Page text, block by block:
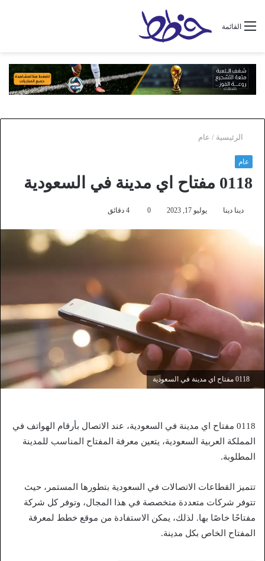
القائمة
الرئيسية / عام
عام
0118 مفتاح اي مدينة في السعودية
دينا دينا يوليو 17, 2023 0
0118 مفتاح اي مدينة في السعودية، عند الاتصال بأرقام الهواتف في
المملكة العربية السعودية، يتعين معرفة المفتاح المناسب للمدينة
المطلوبة.
تتميز القطاعات الاتصالات في السعودية بتطورها المستمر، حيث
تتوفر شركات متعددة متخصصة في هذا المجال، وتوفر كل شركة
مفتاحًا خاصًا بها. لذلك، يمكن الاستفادة من موقع خطط لمعرفة
المفتاح الخاص بكل مدينة.